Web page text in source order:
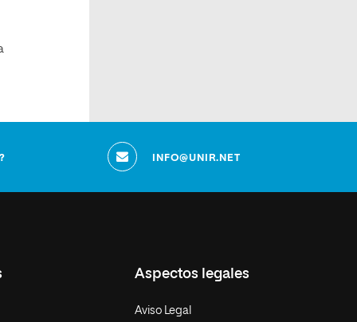
INFO@UNIR.NET
Aspectos legales
Aviso Legal